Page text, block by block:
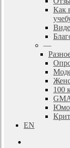
Как
—
100
EN